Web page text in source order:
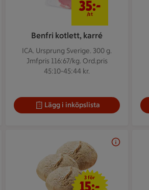
Benfri kotlett, karré
ICA. Ursprung Sverige. 300 g.
Jmfpris 116:67/kg. Ord.pris
45:10-45:44 kr.
35:-
/st
Lägg i inköpslista
3 för 15 kr
3 för
15:-